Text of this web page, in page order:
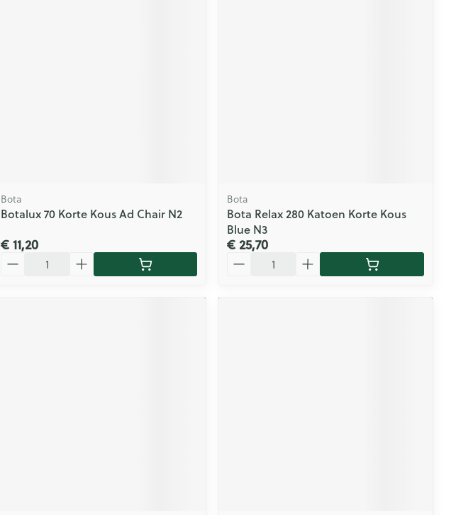
Bota
Botalux 70 Korte Kous Ad Chair N2
€ 11,20
Bota
Bota Relax 280 Katoen Korte Kous
Blue N3
€ 25,70